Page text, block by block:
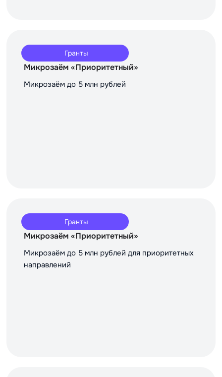
Гранты
Микрозаём «Приоритетный»
Микрозаём до 5 млн рублей
Гранты
Микрозаём «Приоритетный»
Микрозаём до 5 млн рублей для приоритетных
направлений